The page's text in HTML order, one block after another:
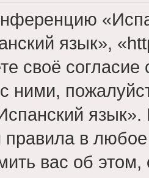
язык»,
своё
ними,
правила в
вас об